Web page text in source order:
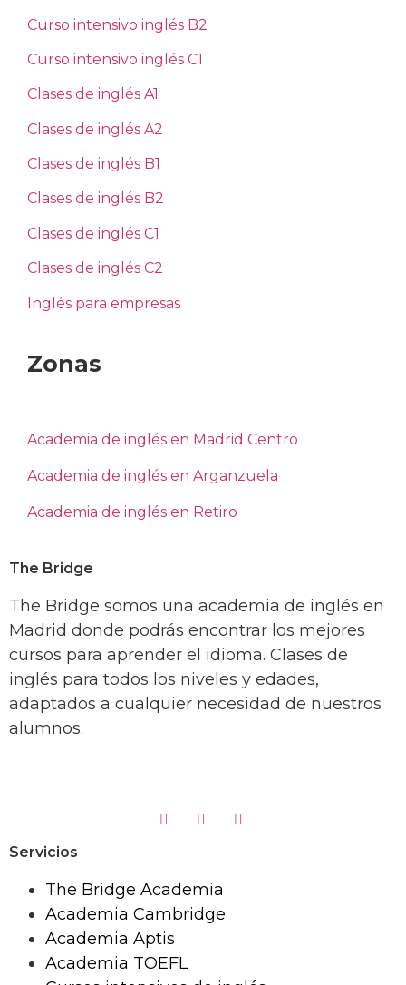
Curso intensivo inglés B2
Curso intensivo inglés C1
Clases de inglés A1
Clases de inglés A2
Clases de inglés B1
Clases de inglés B2
Clases de inglés C1
Clases de inglés C2
Inglés para empresas
Zonas
Academia de inglés en Madrid Centro
Academia de inglés en Arganzuela
Academia de inglés en Retiro
The Bridge
The Bridge somos una academia de inglés en
Madrid donde podrás encontrar los mejores
cursos para aprender el idioma. Clases de
inglés para todos los niveles y edades,
adaptados a cualquier necesidad de nuestros
alumnos.
Servicios
The Bridge Academia
Academia Cambridge
Academia Aptis
Academia TOEFL